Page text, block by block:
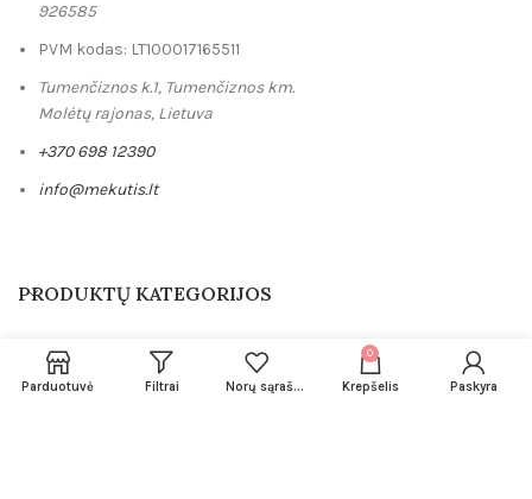
926585
PVM kodas: LT100017165511
Tumenčiznos k.1, Tumenčiznos km.
Molėtų rajonas, Lietuva
+370 698 12390
info@mekutis.lt
PRODUKTŲ KATEGORIJOS
NUORODOS
Parduotuvė Filtrai Norų sąrašas
0
Krepšelis Paskyra